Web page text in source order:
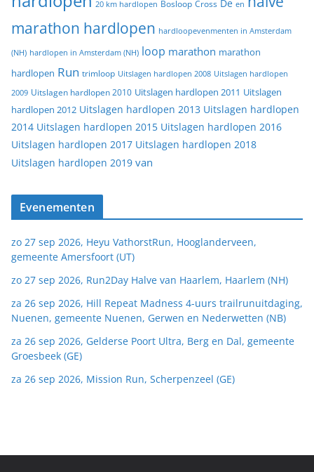
20 km hardlopen Bosloop Cross De en
marathon hardlopen hardloopevenmenten in Amsterdam
(NH) hardlopen in Amsterdam (NH) loop marathon marathon
hardlopen Run trimloop Uitslagen hardlopen 2008 Uitslagen hardlopen
2009 Uitslagen hardlopen 2010 Uitslagen hardlopen 2011 Uitslagen
hardlopen 2012 Uitslagen hardlopen 2013 Uitslagen hardlopen
2014 Uitslagen hardlopen 2015 Uitslagen hardlopen 2016
Uitslagen hardlopen 2017 Uitslagen hardlopen 2018
Uitslagen hardlopen 2019 van
Evenementen
zo 27 sep 2026, Heyu VathorstRun, Hooglanderveen,
gemeente Amersfoort (UT)
zo 27 sep 2026, Run2Day Halve van Haarlem, Haarlem (NH)
za 26 sep 2026, Hill Repeat Madness 4-uurs trailrunuitdaging,
Nuenen, gemeente Nuenen, Gerwen en Nederwetten (NB)
za 26 sep 2026, Gelderse Poort Ultra, Berg en Dal, gemeente
Groesbeek (GE)
za 26 sep 2026, Mission Run, Scherpenzeel (GE)